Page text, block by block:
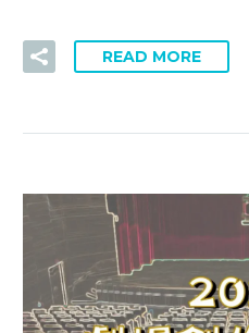
READ MORE